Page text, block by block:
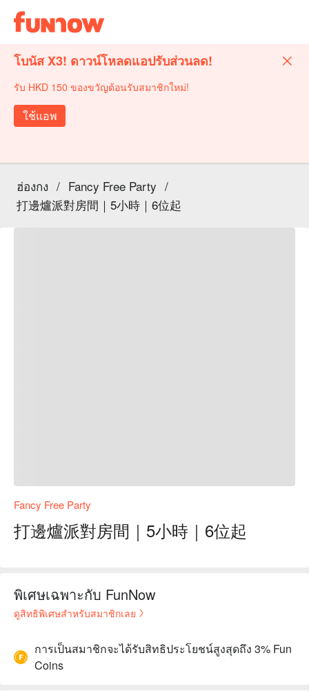
โบนัส X3! ดาวน์โหลดแอปรับส่วนลด!
รับ HKD 150 ของขวัญต้อนรับสมาชิกใหม่!
ใช้แอพ
ฮ่องกง / Fancy Free Party /
打邊爐派對房間｜5小時｜6位起
Fancy Free Party
打邊爐派對房間｜5小時｜6位起
พิเศษเฉพาะกับ FunNow
ดูสิทธิพิเศษสำหรับสมาชิกเลย
การเป็นสมาชิกจะได้รับสิทธิประโยชน์สูงสุดถึง 3% Fun
Coins